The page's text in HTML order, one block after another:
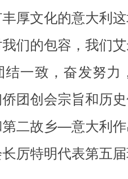
厚文化的意大利
们的包容，我们
结一致，奋发努
团创会宗旨和历
二故乡—意大利
厉特明代表第五